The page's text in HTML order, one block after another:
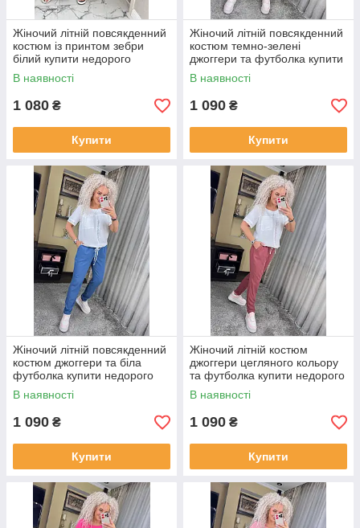
Жіночий літній повсякденний
костюм із принтом зебри
білий купити недорого
В наявності
1 080 ₴
Купити
Жіночий літній повсякденний
костюм темно-зелені
джоггери та футболка купити
недорого
В наявності
1 090 ₴
Купити
Жіночий літній повсякденний
костюм джоггери та біла
футболка купити недорого
В наявності
1 090 ₴
Купити
Жіночий літній костюм
джоггери цегляного кольору
та футболка купити недорого
В наявності
1 090 ₴
Купити